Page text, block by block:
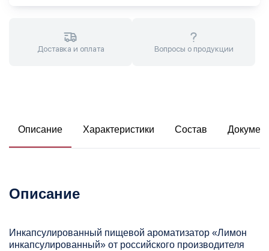
Доставка и оплата Вопросы о продукции
Описание Характеристики Состав
Описание
Инкапсулированный пищевой ароматизатор «Лимон
инкапсулированный» от российского производителя